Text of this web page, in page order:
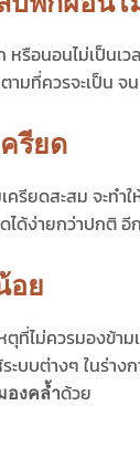
หรือนอนไม่เป็นเว
ามที่ควรจะเป็น
รียด
เครียดสะสม จะท
ได้ง่ายกว่าปกติ
อย
ตุที่ไม่ควรมองข้า
ะบบต่างๆ ในร่า
องคล้ำด้วย